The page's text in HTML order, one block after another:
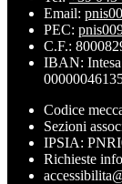
Email:
PEC:
C.F.:
IBAN: Intesa
Codice
Sezioni
IPSIA:
Richieste